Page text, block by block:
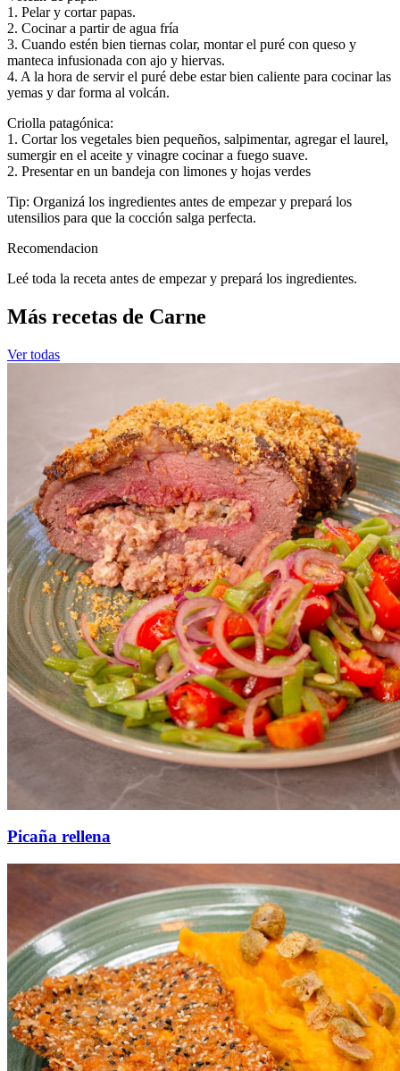
1. Pelar y cortar papas.
2. Cocinar a partir de agua fría
3. Cuando estén bien tiernas colar, montar el puré con queso y
manteca infusionada con ajo y hiervas.
4. A la hora de servir el puré debe estar bien caliente para cocinar las
yemas y dar forma al volcán.
Criolla patagónica:
1. Cortar los vegetales bien pequeños, salpimentar, agregar el laurel,
sumergir en el aceite y vinagre cocinar a fuego suave.
2. Presentar en un bandeja con limones y hojas verdes
Tip: Organizá los ingredientes antes de empezar y prepará los
utensilios para que la cocción salga perfecta.
Recomendacion
Leé toda la receta antes de empezar y prepará los ingredientes.
Más recetas de Carne
Ver todas
Picaña rellena